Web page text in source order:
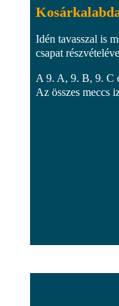
Idén tavasszal is
csapat
A 9. A, 9. B, 9. C
Az összes meccs